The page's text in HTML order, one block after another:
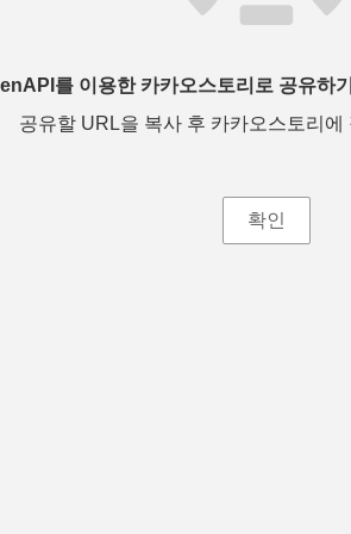
를 이용한 카카오스토리로 공유하
공유할 URL을 복사 후 카카오스토리에
확인